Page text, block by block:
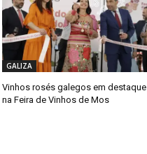
GALIZA
Vinhos rosés galegos em destaque
na Feira de Vinhos de Mos